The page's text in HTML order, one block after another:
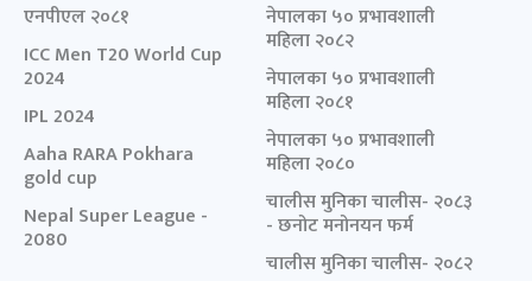
एनपीएल २०८१
ICC Men T20 World Cup
2024
IPL 2024
Aaha RARA Pokhara
gold cup
Nepal Super League -
2080
नेपालका ५० प्रभावशाली
महिला २०८२
नेपालका ५० प्रभावशाली
महिला २०८१
नेपालका ५० प्रभावशाली
महिला २०८०
चालीस मुनिका चालीस- २०८३
- छनोट मनोनयन फर्म
चालीस मुनिका चालीस- २०८२